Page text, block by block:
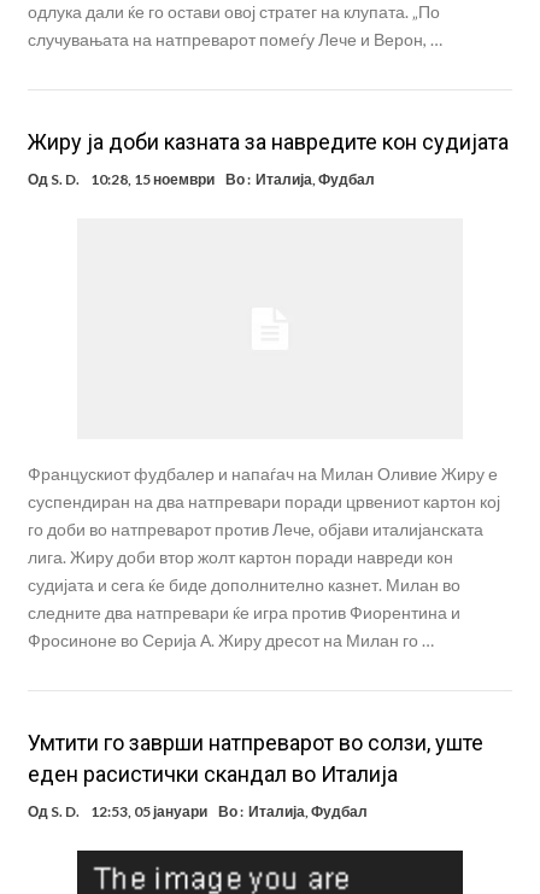
одлука дали ќе го остави овој стратег на клупата. „По
случувањата на натпреварот помеѓу Лече и Верон, …
Жиру ја доби казната за навредите кон судијата
Од S. D. 10:28, 15 ноември Во : Италија,Фудбал
Францускиот фудбалер и напаѓач на Милан Оливие Жиру е
суспендиран на два натпревари поради црвениот картон кој
го доби во натпреварот против Лече, објави италијанската
лига. Жиру доби втор жолт картон поради навреди кон
судијата и сега ќе биде дополнително казнет. Милан во
следните два натпревари ќе игра против Фиорентина и
Фросиноне во Серија А. Жиру дресот на Милан го …
Умтити го заврши натпреварот во солзи, уште
еден расистички скандал во Италија
Од S. D. 12:53, 05 јануари Во : Италија,Фудбал